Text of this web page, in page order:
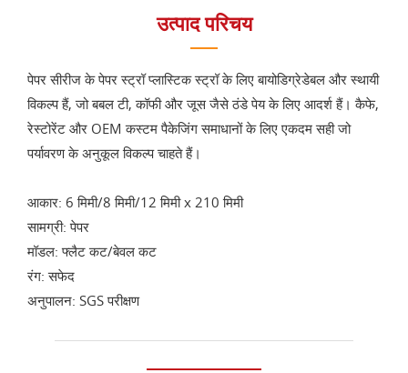
उत्पाद परिचय
पेपर सीरीज के पेपर स्ट्रॉ प्लास्टिक स्ट्रॉ के लिए बायोडिग्रेडेबल और स्थायी
विकल्प हैं, जो बबल टी, कॉफी और जूस जैसे ठंडे पेय के लिए आदर्श हैं। कैफे,
रेस्टोरेंट और OEM कस्टम पैकेजिंग समाधानों के लिए एकदम सही जो
पर्यावरण के अनुकूल विकल्प चाहते हैं।
आकार: 6 मिमी/8 मिमी/12 मिमी x 210 मिमी
सामग्री: पेपर
मॉडल: फ्लैट कट/बेवल कट
रंग: सफेद
अनुपालन: SGS परीक्षण